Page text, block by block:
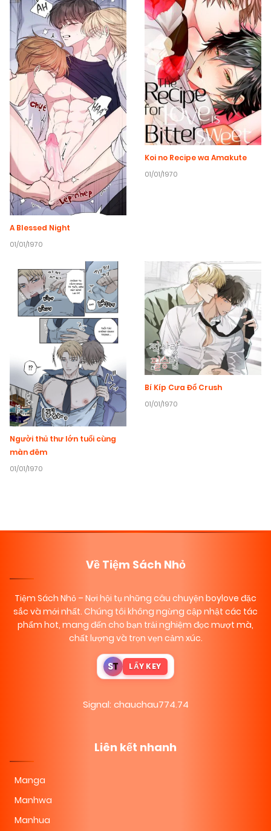
A Blessed Night
01/01/1970
Koi no Recipe wa Amakute
01/01/1970
Người thủ thư lớn tuổi cùng
màn đêm
01/01/1970
Bí Kíp Cưa Đổ Crush
01/01/1970
Về Tiệm Sách Nhỏ
Tiệm Sách Nhỏ – Nơi hội tụ những câu chuyện boylove đặc
sắc và mới nhất. Chúng tôi không ngừng cập nhật các tác
phẩm hot, mang đến cho bạn trải nghiệm đọc mượt mà,
chất lượng và trọn vẹn cảm xúc.
ST LẤY KEY
Signal: chauchau774.74
Liên kết nhanh
Manga
Manhwa
Manhua